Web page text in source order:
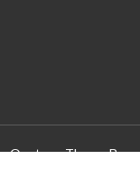
Opstore Theme By